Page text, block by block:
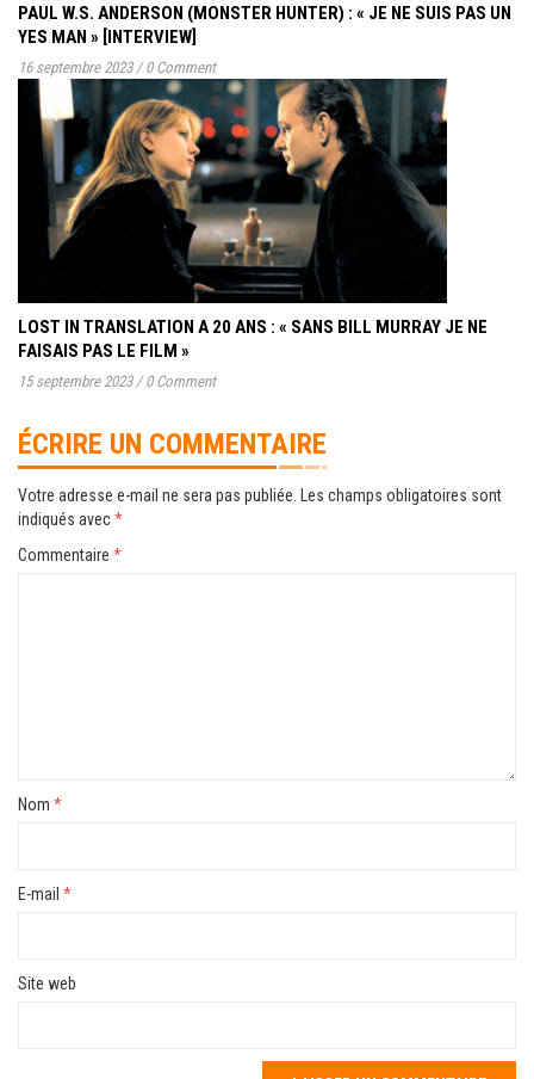
PAUL W.S. ANDERSON (MONSTER HUNTER) : « JE NE SUIS PAS UN
YES MAN » [INTERVIEW]
16 septembre 2023 / 0 Comment
LOST IN TRANSLATION A 20 ANS : « SANS BILL MURRAY JE NE
FAISAIS PAS LE FILM »
15 septembre 2023 / 0 Comment
ÉCRIRE UN COMMENTAIRE
Votre adresse e-mail ne sera pas publiée.
Les champs obligatoires sont
indiqués avec*
Commentaire *
Nom *
E-mail *
Site web